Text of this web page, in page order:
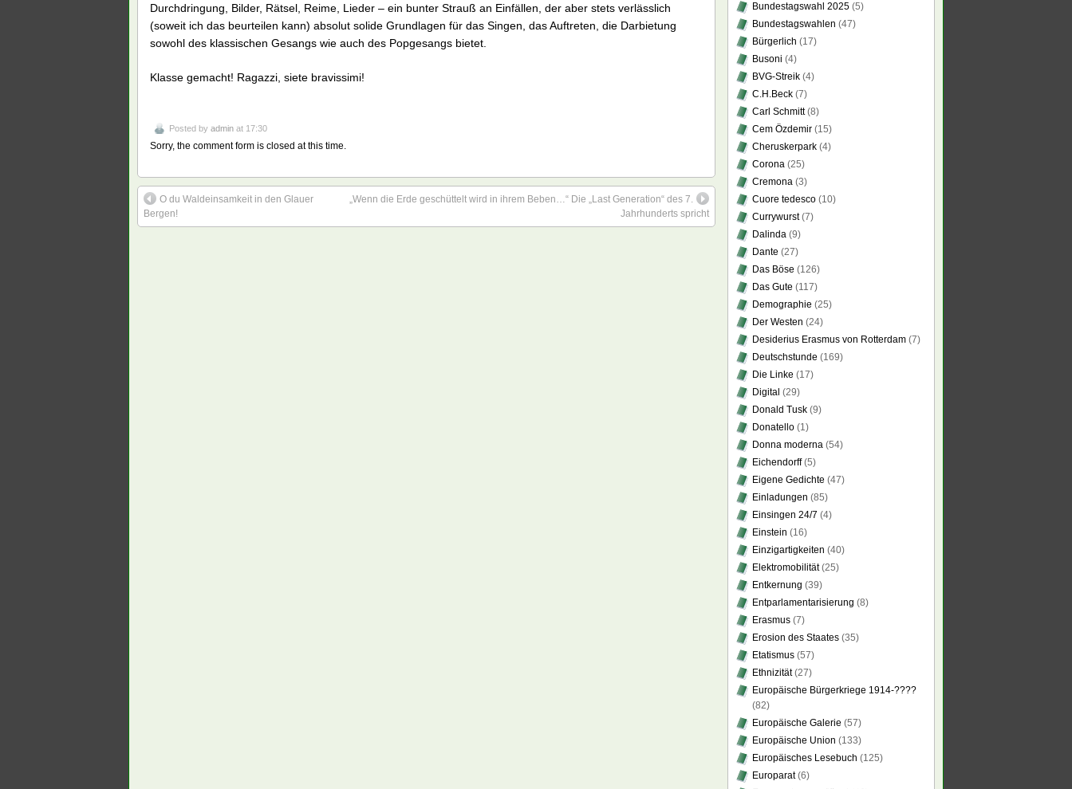
Durchdringung, Bilder, Rätsel, Reime, Lieder – ein bunter Strauß an Einfällen, der aber stets verlässlich
(soweit ich das beurteilen kann) absolut solide Grundlagen für das Singen, das Auftreten, die Darbietung
sowohl des klassischen Gesangs wie auch des Popgesangs bietet.
Klasse gemacht! Ragazzi, siete bravissimi!
Posted by admin at 17:30
Sorry, the comment form is closed at this time.
O du Waldeinsamkeit in den Glauer
Bergen!
„Wenn die Erde geschüttelt wird in ihrem Beben…“ Die „Last Generation“ des 7.
Jahrhunderts spricht
Bundestagswahl 2025 (5)
Bundestagswahlen (47)
Bürgerlich (17)
Busoni (4)
BVG-Streik (4)
C.H.Beck (7)
Carl Schmitt(8)
Cem Özdemir (15)
Cheruskerpark (4)
Corona (25)
Cremona (3)
Cuore tedesco (10)
Currywurst(7)
Dalinda (9)
Dante (27)
Das Böse (126)
Das Gute (117)
Demographie (25)
Der Westen (24)
Desiderius Erasmus von Rotterdam (7)
Deutschstunde (169)
Die Linke (17)
Digital (29)
Donald Tusk (9)
Donatello (1)
Donna moderna (54)
Eichendorff(5)
Eigene Gedichte (47)
Einladungen (85)
Einsingen 24/7 (4)
Einstein (16)
Einzigartigkeiten (40)
Elektromobilität(25)
Entkernung (39)
Entparlamentarisierung (8)
Erasmus (7)
Erosion des Staates (35)
Etatismus (57)
Ethnizität(27)
Europäische Bürgerkriege 1914-????
(82)
Europäische Galerie (57)
Europäische Union (133)
Europäisches Lesebuch (125)
Europarat(6)